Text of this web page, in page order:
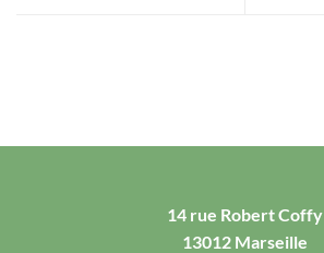
14 rue Robert Coffy
13012 Marseille